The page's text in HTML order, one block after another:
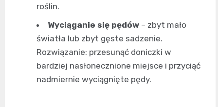
roślin.
Wyciąganie się pędów – zbyt mało
światła lub zbyt gęste sadzenie.
Rozwiązanie: przesunąć doniczki w
bardziej nasłonecznione miejsce i przyciąć
nadmiernie wyciągnięte pędy.